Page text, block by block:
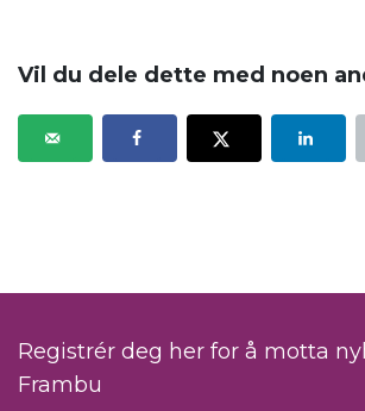
Vil du dele dette med noen
Registrér deg her for å motta
Frambu